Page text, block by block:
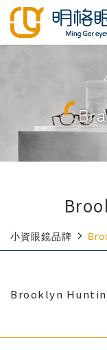
小資眼鏡品牌
Brooklyn